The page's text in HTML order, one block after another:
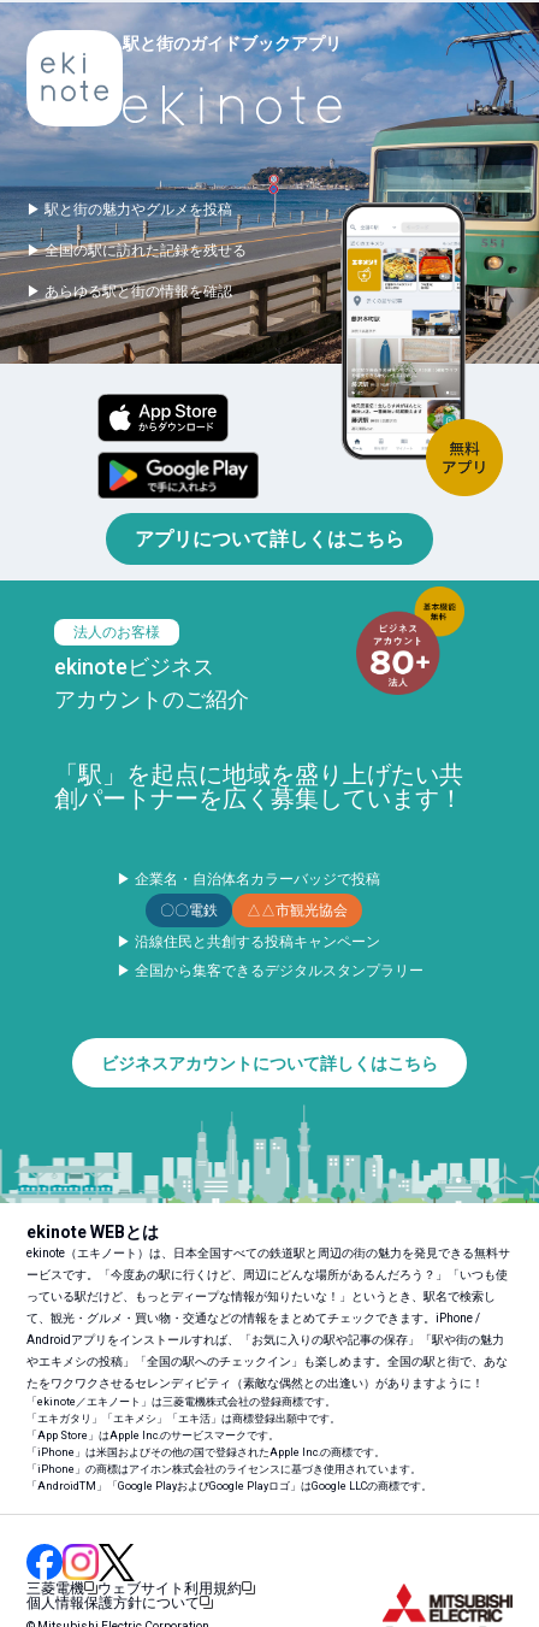
駅と街のガイドブックアプリ
▶ 駅と街の魅力やグルメを投稿
▶ 全国の駅に訪れた記録を残せる
▶ あらゆる駅と街の情報を確認
アプリについて詳しくはこちら
法人のお客様
ekinoteビジネス
アカウントのご紹介
「駅」を起点に地域を盛り上げたい共
創パートナーを広く募集しています！
▶ 企業名・自治体名カラーバッジで投稿
〇〇電鉄
△△市観光協会
▶ 沿線住民と共創する投稿キャンペーン
▶ 全国から集客できるデジタルスタンプラリー
ビジネスアカウントについて詳しくはこちら
ekinote WEBとは
ekinote（エキノート）は、日本全国すべての鉄道駅と周辺の街の魅力を発見できる無料サ
ービスです。「今度あの駅に行くけど、周辺にどんな場所があるんだろう？」「いつも使
っている駅だけど、もっとディープな情報が知りたいな！」というとき、駅名で検索し
て、観光・グルメ・買い物・交通などの情報をまとめてチェックできます。iPhone /
Androidアプリをインストールすれば、「お気に入りの駅や記事の保存」「駅や街の魅力
やエキメシの投稿」「全国の駅へのチェックイン」も楽しめます。全国の駅と街で、あな
たをワクワクさせるセレンディピティ（素敵な偶然との出逢い）がありますように！
「ekinote／エキノート」は三菱電機株式会社の登録商標です。
「エキガタリ」「エキメシ」「エキ活」は商標登録出願中です。
「App Store」はApple Inc.のサービスマークです。
「iPhone」は米国およびその他の国で登録されたApple Inc.の商標です。
「iPhone」の商標はアイホン株式会社のライセンスに基づき使用されています。
「AndroidTM 」「Google PlayおよびGoogle Playロゴ」はGoogle LLCの商標です。
三菱電機
ウェブサイト利用規約
個人情報保護方針について